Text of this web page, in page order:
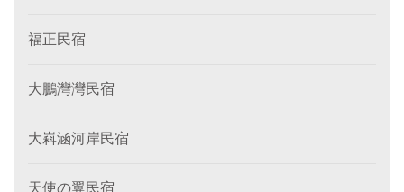
福正民宿
大鵬灣灣民宿
大嵙涵河岸民宿
天使の翼民宿